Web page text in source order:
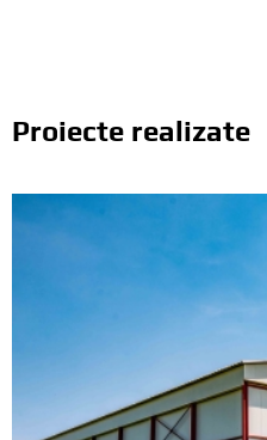
Proiecte realizate